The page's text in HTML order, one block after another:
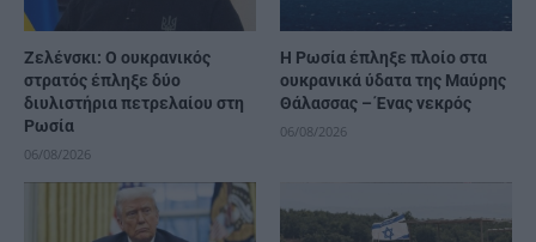
Ζελένσκι: Ο ουκρανικός
στρατός έπληξε δύο
διυλιστήρια πετρελαίου στη
Ρωσία
06/08/2026
Η Ρωσία έπληξε πλοίο στα
ουκρανικά ύδατα της Μαύρης
Θάλασσας – Ένας νεκρός
06/08/2026